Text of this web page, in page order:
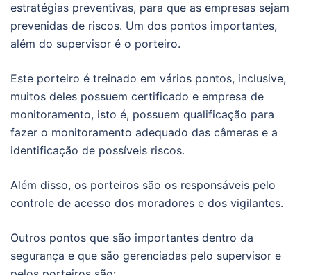
estratégias preventivas, para que as empresas sejam
prevenidas de riscos. Um dos pontos importantes,
além do supervisor é o porteiro.
Este porteiro é treinado em vários pontos, inclusive,
muitos deles possuem certificado e empresa de
monitoramento, isto é, possuem qualificação para
fazer o monitoramento adequado das câmeras e a
identificação de possíveis riscos.
Além disso, os porteiros são os responsáveis pelo
controle de acesso dos moradores e dos vigilantes.
Outros pontos que são importantes dentro da
segurança e que são gerenciadas pelo supervisor e